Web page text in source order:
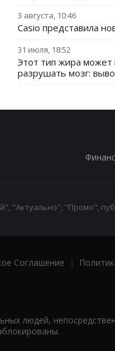
3 августа, 10:46
Casio представила
31 июля, 18:52
Этот тип жира может
разрушать мозг:
"Актуально", "Промо",
Соглашение |
людей,